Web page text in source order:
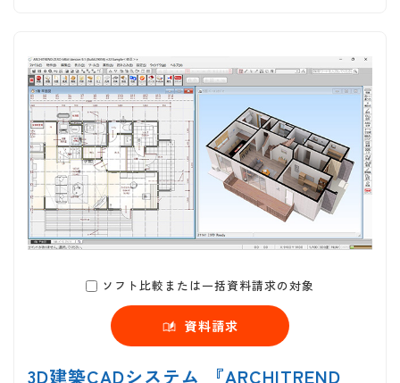
ソフト比較または一括資料請求の対象
資料請求
3D建築CADシステム 『ARCHITREND